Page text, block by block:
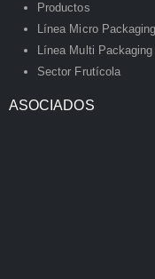
Productos
Línea Micro Packaging
Línea Multi Packaging
Sector Frutícola
ASOCIADOS